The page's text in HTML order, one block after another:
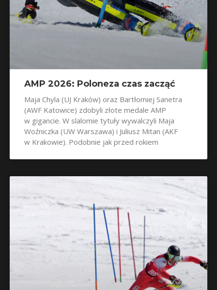
AMP 2026: Poloneza czas zacząć
Maja Chyla (UJ Kraków) oraz Bartłomiej Sanetra
(AWF Katowice) zdobyli złote medale AMP
w gigancie. W slalomie tytuły wywalczyli Maja
Woźniczka (UW Warszawa) i Juliusz Mitan (AKF
w Krakowie). Podobnie jak przed rokiem